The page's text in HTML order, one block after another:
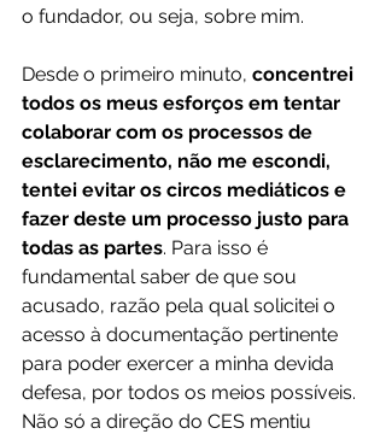
o fundador, ou seja, sobre mim.
Desde o primeiro minuto, concentrei
todos os meus esforços em tentar
colaborar com os processos de
esclarecimento, não me escondi,
tentei evitar os circos mediáticos e
fazer deste um processo justo para
todas as partes. Para isso é
fundamental saber de que sou
acusado, razão pela qual solicitei o
acesso à documentação pertinente
para poder exercer a minha devida
defesa, por todos os meios possíveis.
Não só a direção do CES mentiu